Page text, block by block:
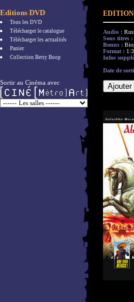
Editions DVD
Tous les DVD
Télécharger le catalogue
Télécharger les actualités
Panier
Collection Betty Boop
Sortir au Cinéma avec
Audio :
Sous titres :
Bonus :
Format :
Infos
Date de